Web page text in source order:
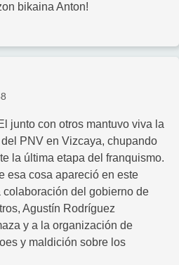
bikaina Anton!
junto con otros mantuvo viva la
PNV en Vizcaya, chupando
la última etapa del franquismo.
esa cosa apareció en este
colaboración del gobierno de
Agustín Rodríguez
y a la organización de
y maldición sobre los